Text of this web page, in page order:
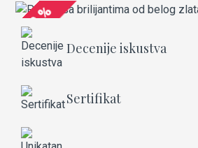
-20 %
Decenije iskustva
Sertifikat